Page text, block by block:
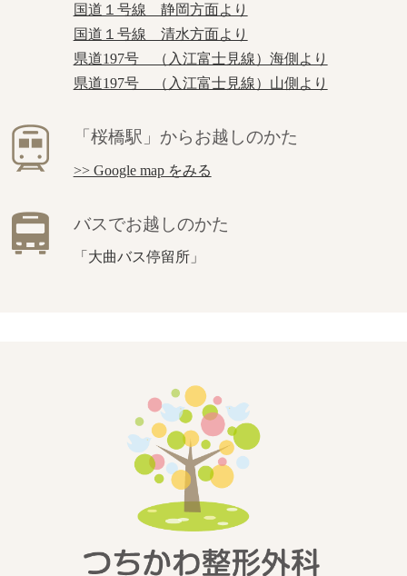
国道１号線 静岡方面より
国道１号線 清水方面より
県道197号 （入江富士見線）海側より
県道197号 （入江富士見線）山側より
「桜橋駅」からお越しのかた
>> Google map をみる
バスでお越しのかた
「大曲バス停留所」